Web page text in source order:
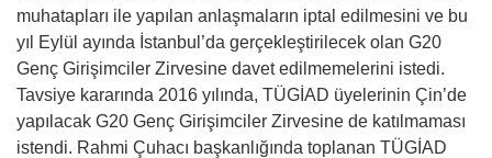
muhatapları ile yapılan anlaşmaların iptal edilmesini ve bu
yıl Eylül ayında İstanbul’da gerçekleştirilecek olan G20
Genç Girişimciler Zirvesine davet edilmemelerini istedi.
Tavsiye kararında 2016 yılında, TÜGİAD üyelerinin Çin’de
yapılacak G20 Genç Girişimciler Zirvesine de katılmaması
istendi. Rahmi Çuhacı başkanlığında toplanan TÜGİAD